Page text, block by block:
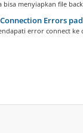
bisa menyiapkan file
Errors
error connect